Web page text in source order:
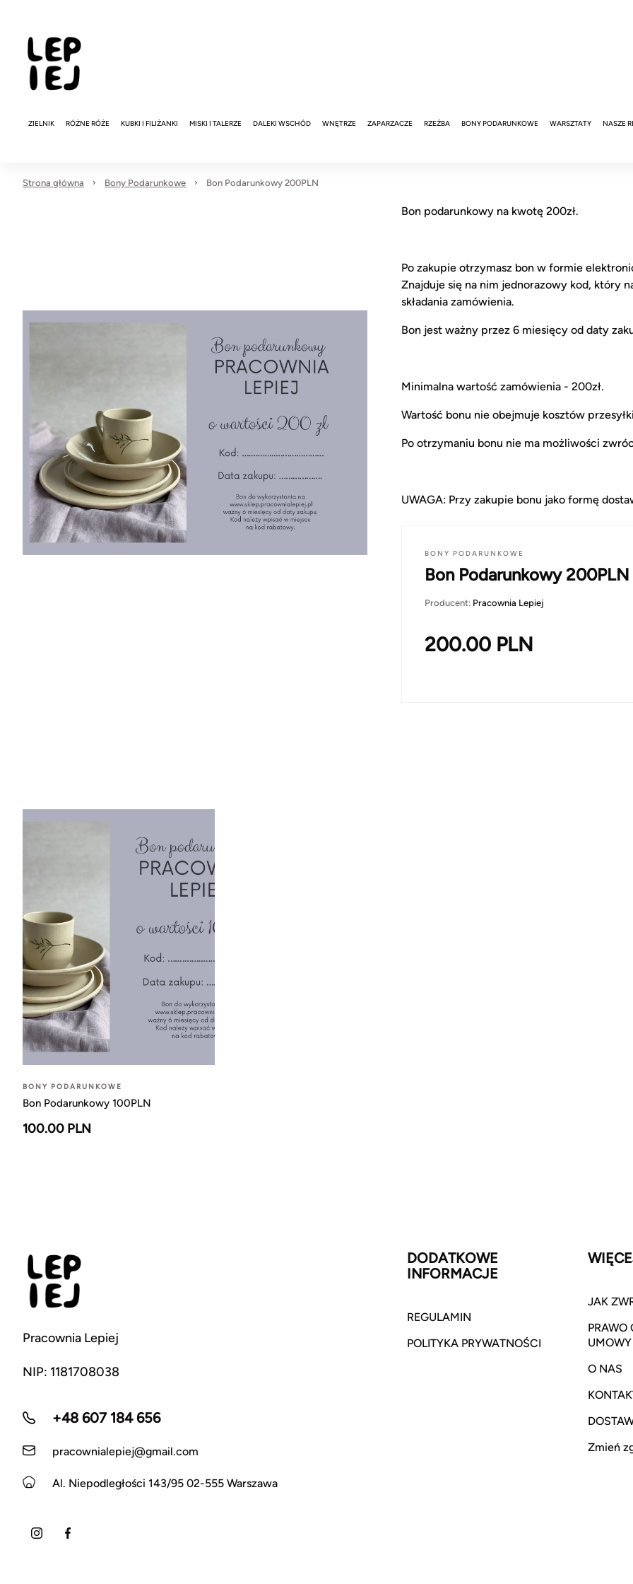
ZIELNIK RÓŻNE RÓŻE KUBKI I FILIŻANKI MISKI I TALERZE DALEKI WSCHÓD WNĘTRZE ZAPARZACZE RZEŹBA BONY PODARUNKOWE WARSZTATY NASZE
Strona główna Bony Podarunkowe Bon Podarunkowy 200PLN
Bon podarunkowy na kwotę 200zł.
Po zakupie otrzymasz bon w formie
Znajduje się na nim jednorazowy kod, który
składania zamówienia.
Bon jest ważny przez 6 miesięcy od daty
Minimalna wartość zamówienia - 200zł.
Wartość bonu nie obejmuje kosztów
Po otrzymaniu bonu nie ma możliwości
UWAGA: Przy zakupie bonu jako formę
BONY PODARUNKOWE
Bon Podarunkowy 200PLN
Producent: Pracownia Lepiej
200.00 PLN
BONY PODARUNKOWE
Bon Podarunkowy 100PLN
100.00 PLN
Pracownia Lepiej
NIP: 1181708038
+48 607 184 656
pracownialepiej@gmail.com
Al. Niepodległości 143/95 02-555 Warszawa
DODATKOWE
INFORMACJE
REGULAMIN
POLITYKA PRYWATNOŚCI
JAK
PRAWO
UMOWY
O NAS
Zmień